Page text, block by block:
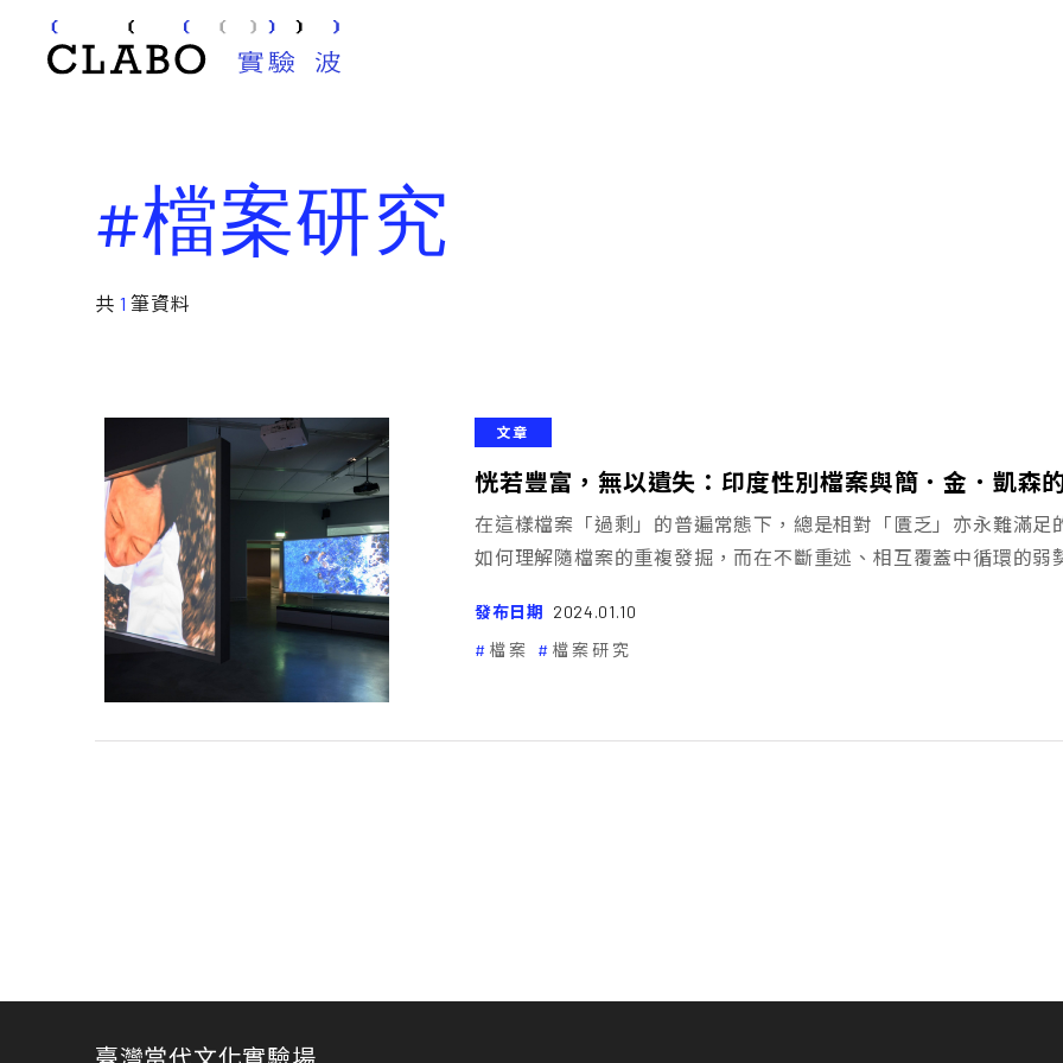
#檔案研究
共 1筆資料
文章
恍若豐富，無以遺失：印度性別檔案與簡．金．凱森
在這樣檔案「過剩」的普遍常態下，總是相對「匱乏」亦永難滿
如何理解隨檔案的重複發掘，而在不斷重述、相互覆蓋中循環的弱
發布日期 2024.01.10
檔案
檔案研究
臺灣當代文化實驗場